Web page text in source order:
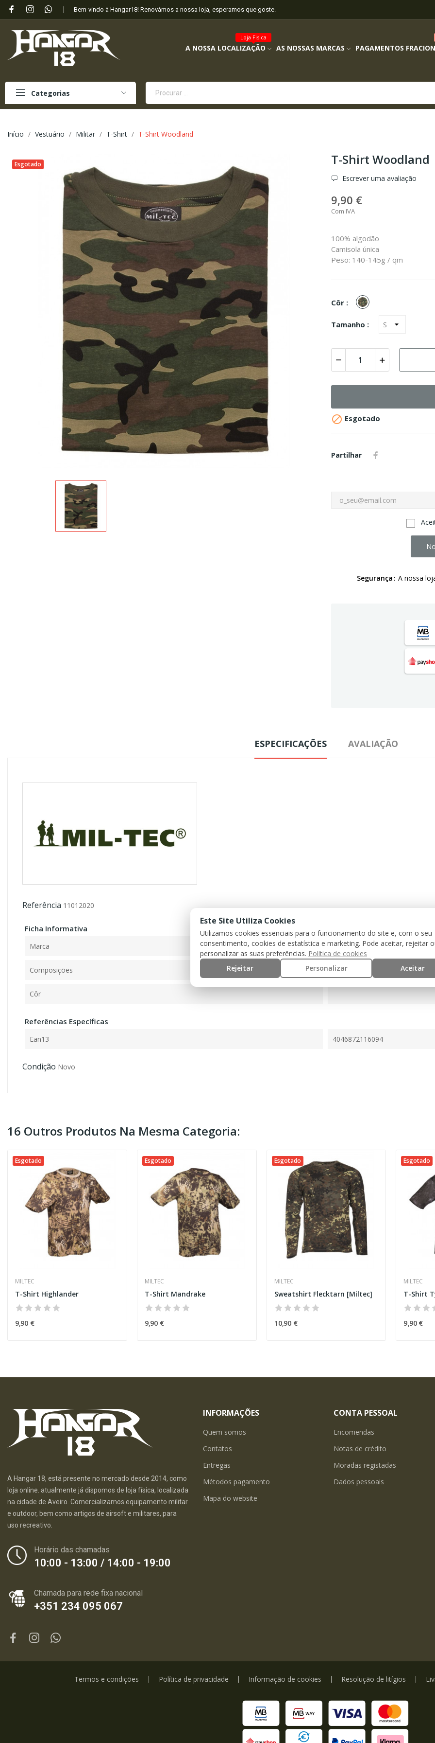
Bem-vindo à Hangar18! Renovámos a nossa loja, esperamos que goste.
A NOSSA LOCALIZAÇÃO
Loja Fisica
AS NOSSAS MARCAS PAGAMENTOS
Categorias
Início Vestuário Militar T-Shirt T-Shirt Woodland
Esgotado T-Shirt Woodland
Escrever uma avaliação
9,90 €
Com IVA
100% algodão
Camisola única
Peso: 140-145g / qm
Côr : Woodland
Tamanho :
 Esgotado
Partilhar
Segurança A nossa
ESPECIFICAÇÕES AVALIAÇÃO
Referência 11012020
Ficha Informativa
Marca
Composições
Côr
Referências Específicas
Ean13 4046872116094
Condição Novo
16 Outros Produtos Na Mesma Categoria:
Esgotado
MILTEC
T-Shirt Highlander
9,90 €
Esgotado
MILTEC
T-Shirt Mandrake
9,90 €
Esgotado
MILTEC
Sweatshirt Flecktarn [Miltec]
10,90 €
Esgotado
MILTEC
T-Shirt
9,90 €
A Hangar 18, está presente no mercado desde 2014, como
loja online. atualmente já dispomos de loja física, localizada
na cidade de Aveiro. Comercializamos equipamento militar
e outdoor, bem como artigos de airsoft e militares, para
uso recreativo.
Horário das chamadas
10:00 - 13:00 / 14:00 - 19:00
Chamada para rede fixa nacional
+351 234 095 067
INFORMAÇÕES
Quem somos
Contatos
Entregas
Métodos pagamento
Mapa do website
CONTA PESSOAL
Encomendas
Notas de crédito
Moradas registadas
Dados pessoais
Termos e condições Política de privacidade Informação de cookies Resolução de litígios
Este Site Utiliza Cookies
Utilizamos cookies essenciais para o funcionamento do site e, com o seu
consentimento, cookies de estatística e marketing. Pode aceitar, rejeitar
personalizar as suas preferências. Política de cookies
Rejeitar
Personalizar Aceitar